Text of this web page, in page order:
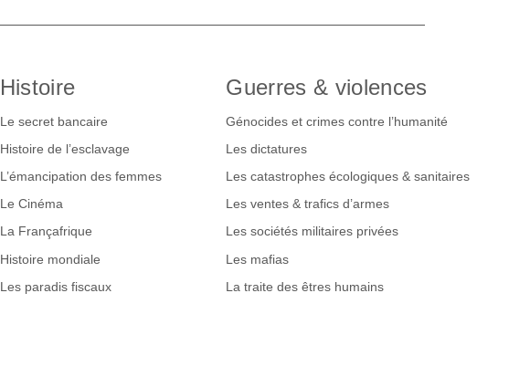
Histoire
Le secret bancaire
Histoire de l’esclavage
L’émancipation des femmes
Le Cinéma
La Françafrique
Histoire mondiale
Les paradis fiscaux
Guerres & violences
Génocides et crimes contre l’humanité
Les dictatures
Les catastrophes écologiques & sanitaires
Les ventes & trafics d’armes
Les sociétés militaires privées
Les mafias
La traite des êtres humains